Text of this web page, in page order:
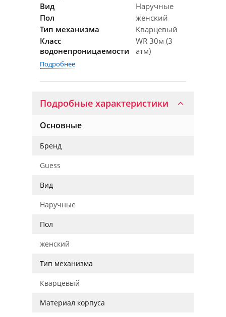
Вид
Наручные
Пол
женский
Тип механизма
Кварцевый
Класс
водонепроницаемости
WR 30м (3
атм)
Подробнее
Подробные характеристики
Основные
Бренд
Guess
Вид
Наручные
Пол
женский
Тип механизма
Кварцевый
Материал корпуса